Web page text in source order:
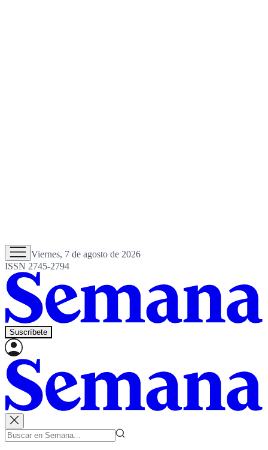
Viernes, 7 de agosto de 2026
ISSN 2745-2794
Suscríbete